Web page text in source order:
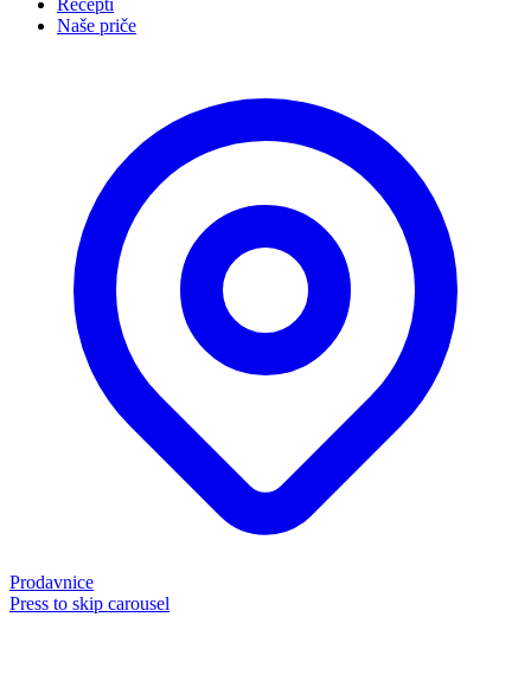
Recepti
Naše priče
Prodavnice
Press to skip carousel